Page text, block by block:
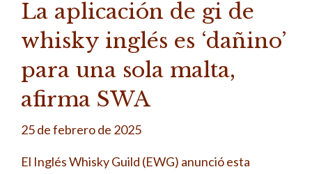
La aplicación de gi de
whisky inglés es ‘dañino’
para una sola malta,
afirma SWA
25 de febrero de 2025
El Inglés Whisky Guild (EWG) anunció esta